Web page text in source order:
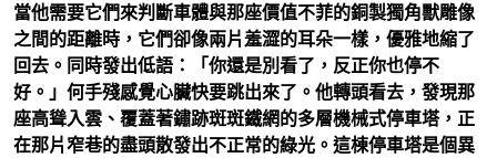
當他需要它們來判斷車體與那座價值不菲的銅製獨角獸雕像
之間的距離時，它們卻像兩片羞澀的耳朵一樣，優雅地縮了
回去。同時發出低語：「你還是別看了，反正你也停不
好。」何手殘感覺心臟快要跳出來了。他轉頭看去，發現那
座高聳入雲、覆蓋著鏽跡斑斑鐵網的多層機械式停車塔，正
在那片窄巷的盡頭散發出不正常的綠光。這棟停車塔是個異